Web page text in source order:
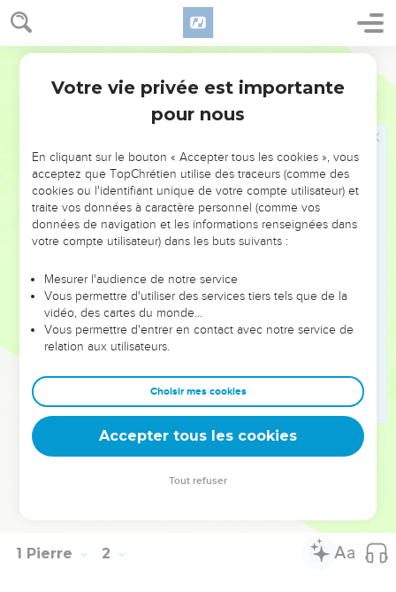
1 Pierre 1
respectueuse pendant le temps de votre séjour sur la terre.
18 Vous le savez en effet, ce n'est pas par des choses
corruptibles comme l'argent ou l'or que vous avez été
rachetés de la manière de vivre dépourvue de sens que vous
avaient transmise vos ancêtres,
mais par le sang précieux de Christ, qui s’est sacrifié
Prédestiné avant la création du monde, il a été révélé
dans les derniers temps à cause de vous.
Par lui, vous croyez en Dieu qui l'a ressuscité et lui a
donné la gloire, de sorte que votre foi et votre espérance
Vous avez purifié votre âme en obéissant [par l'Esprit] à la
vérité pour avoir un amour fraternel sincère ; aimez-vous
donc ardemment les uns les autres d’un cœur pur.
23
semence corruptible, mais d’une semence incorruptible,
grâce à la parole vivante et permanente de Dieu,
car toute créature est comme l'herbe, et toute sa gloire
comme la fleur des champs. L'herbe sèche et la fleur tombe,
mais la parole du Seigneur subsiste éternellement. Cette
1 Pierre 2
Votre vie privée est importante
pour nous
En cliquant sur le bouton « Accepter tous les cookies », vous
acceptez que TopChrétien utilise des traceurs (comme des
cookies ou l'identifiant unique de votre compte utilisateur) et
traite vos données à caractère personnel (comme vos
données de navigation et les informations renseignées dans
votre compte utilisateur) dans les buts suivants :
Mesurer l'audience de notre service
Vous permettre d'utiliser des services tiers tels que de la
vidéo, des cartes du monde…
Vous permettre d'entrer en contact avec notre service de
relation aux utilisateurs.
Choisir mes cookies
Accepter tous les cookies
Tout refuser